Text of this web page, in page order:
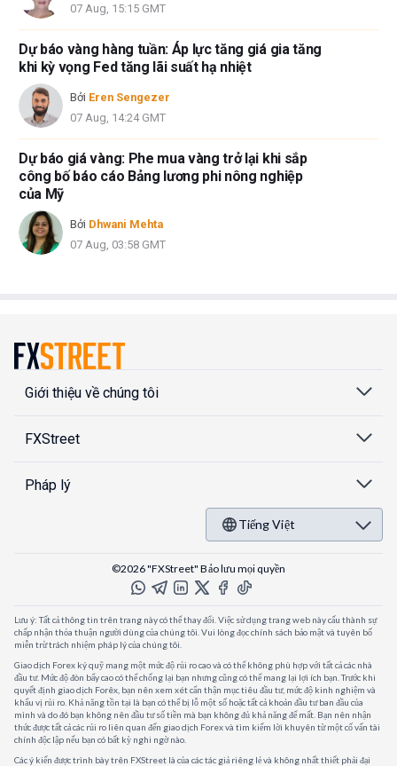
07 Aug, 15:15 GMT
Dự báo vàng hàng tuần: Áp lực tăng giá gia tăng
khi kỳ vọng Fed tăng lãi suất hạ nhiệt
Bởi Eren Sengezer
07 Aug, 14:24 GMT
Dự báo giá vàng: Phe mua vàng trở lại khi sắp
công bố báo cáo Bảng lương phi nông nghiệp
của Mỹ
Bởi Dhwani Mehta
07 Aug, 03:58 GMT
Giới thiệu về chúng tôi
FXStreet
Pháp lý
Tiếng Việt
©2026 "FXStreet" Bảo lưu mọi quyền
Lưu ý: Tất cả thông tin trên trang này có thể thay đổi. Việc sử dụng trang web này cấu thành sự
chấp nhận thỏa thuận người dùng của chúng tôi. Vui lòng đọc chính sách bảo mật và tuyên bố
miễn trừ trách nhiệm pháp lý của chúng tôi.
Giao dịch Forex ký quỹ mang một mức độ rủi ro cao và có thể không phù hợp với tất cả các nhà
đầu tư. Mức độ đòn bẩy cao có thể chống lại bạn nhưng cũng có thể mang lại lợi ích bạn. Trước khi
quyết định giao dịch Forêx, bạn nên xem xét cẩn thận mục tiêu đầu tư, mức độ kinh nghiệm và
khẩu vị rủi ro. Khả năng tồn tại là bạn có thể bị lỗ một số hoặc tất cả khoản đầu tư ban đầu của
mình và do đó bạn không nên đầu tư số tiền mà bạn không đủ khả năng để mất. Bạn nên nhận
thức được tất cả các rủi ro liên quan đến giao dịch Forex và tìm kiếm lời khuyên từ một cố vấn tài
chính độc lập nếu bạn có bất kỳ nghi ngờ nào.
Các ý kiến được trình bày trên FXStreet là của các tác giả riêng lẻ và không nhất thiết phải đại